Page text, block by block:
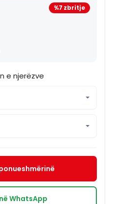
%7 zbritje
e njerëzve
WhatsApp